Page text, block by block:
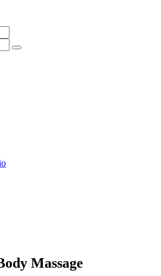
Massage